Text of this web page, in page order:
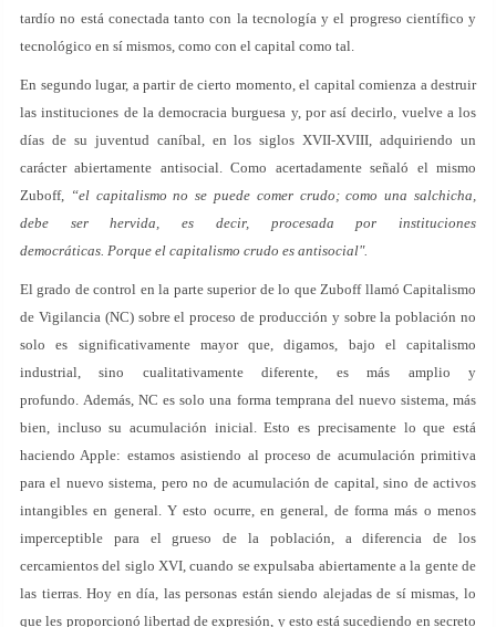
tardío no está conectada tanto con la tecnología y el progreso científico y
tecnológico en sí mismos, como con el capital como tal.
En segundo lugar, a partir de cierto momento, el capital comienza a destruir
las instituciones de la democracia burguesa y, por así decirlo, vuelve a los
días de su juventud caníbal, en los siglos XVII-XVIII, adquiriendo un
carácter abiertamente antisocial. Como acertadamente señaló el mismo
Zuboff, “el capitalismo no se puede comer crudo; como una salchicha,
debe ser hervida, es decir, procesada por instituciones
democráticas. Porque el capitalismo crudo es antisocial".
El grado de control en la parte superior de lo que Zuboff llamó Capitalismo
de Vigilancia (NC) sobre el proceso de producción y sobre la población no
solo es significativamente mayor que, digamos, bajo el capitalismo
industrial, sino cualitativamente diferente, es más amplio y
profundo. Además, NC es solo una forma temprana del nuevo sistema, más
bien, incluso su acumulación inicial. Esto es precisamente lo que está
haciendo Apple: estamos asistiendo al proceso de acumulación primitiva
para el nuevo sistema, pero no de acumulación de capital, sino de activos
intangibles en general. Y esto ocurre, en general, de forma más o menos
imperceptible para el grueso de la población, a diferencia de los
cercamientos del siglo XVI, cuando se expulsaba abiertamente a la gente de
las tierras. Hoy en día, las personas están siendo alejadas de sí mismas, lo
que les proporcionó libertad de expresión, y esto está sucediendo en secreto